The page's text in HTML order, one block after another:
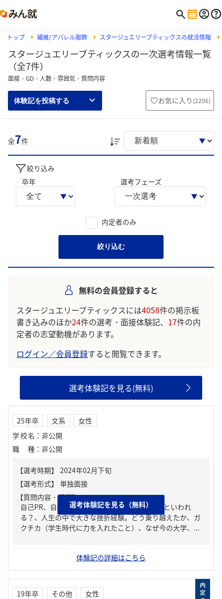
トップ 繊維/アパレル服飾 スタージュエリーブティックスの就活情報
スタージュエリーブティックスの一次選考情報一覧
（全7件）
面接・GD・人数・雰囲気・質問内容
体験記を投稿する お気に入り (2206)
全7件
絞り込み
卒年
選考フェーズ
内定者のみ
絞り込む
無料の会員登録すると
スタージュエリーブティックスには4058件の掲示板
書き込みのほか24件の選考・面接体験記、 17件の内
定者の志望動機があります。
ログイン／会員登録すると閲覧できます。
選考体験記を見る(無料)
25年卒 文系
女性
学校名 ： 非公開
職種 ： 非公開
【質問内容・課題】
自己PR、自分の強み/弱み、周りからどんな人といわれ
る？、人生の中で大きな挫折経験。どう乗り越えたか、ガ
クチカ（学生時代に力を入れたこと）、なぜ今の大学、...
選考体験記を見る（無料）
体験記の詳細はこちら
19年卒 その他
女性